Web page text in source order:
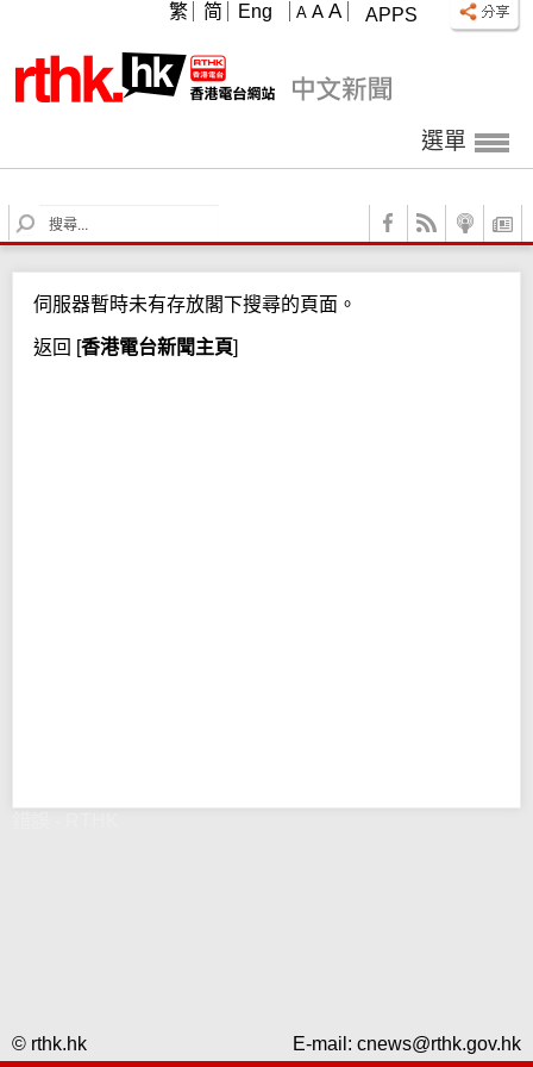
APPS
A A A
繁 简 Eng
選單
S
e
c
h
伺服器暫時未有存放閣下搜尋的頁面。
返回 [香港電台新聞主頁]
© rthk.hk E-mail: cnews@rthk.gov.hk